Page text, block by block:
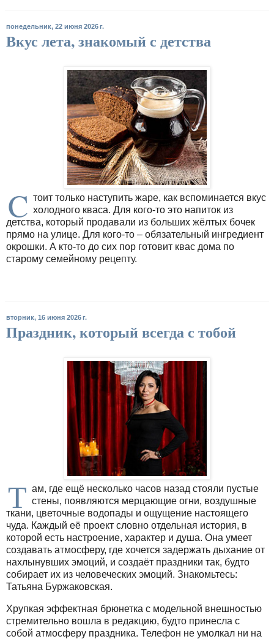
понедельник, 22 июня 2026 г.
Вкус лета, знакомый с детства
C тоит только наступить жаре, как вспоминается вкус
холодного кваса. Для кого-то это напиток из
детства, который продавали из больших жёлтых бочек
прямо на улице. Для кого-то – обязательный ингредиент
окрошки. А кто-то до сих пор готовит квас дома по
старому семейному рецепту.
вторник, 16 июня 2026 г.
Праздник, который всегда с тобой
Т ам, где ещё несколько часов назад стояли пустые
стены, появляются мерцающие огни, воздушные
ткани, цветочные водопады и ощущение настоящего
чуда. Каждый её проект словно отдельная история, в
которой есть настроение, характер и душа. Она умеет
создавать атмосферу, где хочется задержать дыхание от
нахлынувших эмоций, и создаёт праздники так, будто
собирает их из человеческих эмоций. Знакомьтесь:
Татьяна Буржаковская.
Хрупкая эффектная брюнетка с модельной внешностью
стремительно вошла в редакцию, будто принесла с
собой атмосферу праздника. Телефон не умолкал ни на